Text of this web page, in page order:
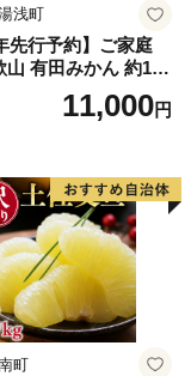
浅町
先行予約】ご家庭
有田みかん 約10k
サイズ)【湯浅町】
11,000円
町